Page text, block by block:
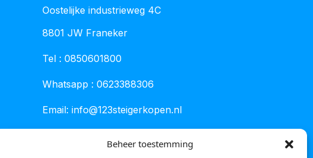
Beheer toestemming
Oostelijke industrieweg 4C
8801 JW Franeker
Tel : 0850601800
Whatsapp : 0623388306
Email: info@123steigerkopen.nl